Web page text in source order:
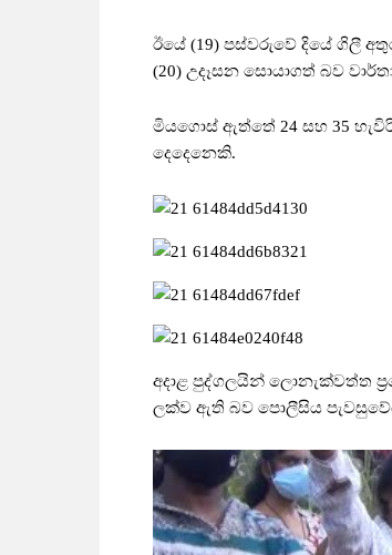
ඊයේ (19) පස්වරුවේ දියේ ගිලී
(20) උදෑසන සොයාගත් බව
මියගොස් ඇත්තේ 24 සහ 35
දෙදෙනෙකි.
අදාළ පුද්ගලයින් ලොනැක්වත්ත
ලක්ව ඇති බව පොලීසිය